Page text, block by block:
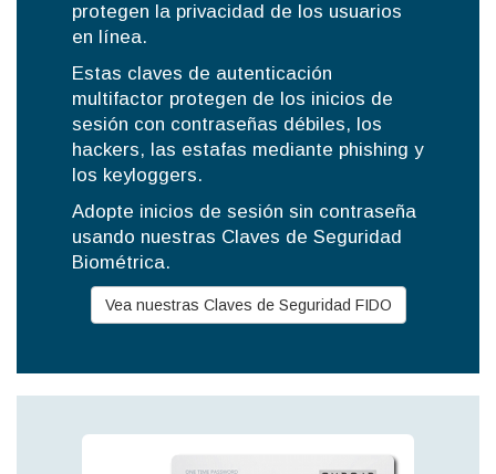
protegen la privacidad de los usuarios
en línea.
Estas claves de autenticación
multifactor protegen de los inicios de
sesión con contraseñas débiles, los
hackers, las estafas mediante phishing y
los keyloggers.
Adopte inicios de sesión sin contraseña
usando nuestras Claves de Seguridad
Biométrica.
Vea nuestras Claves de Seguridad FIDO